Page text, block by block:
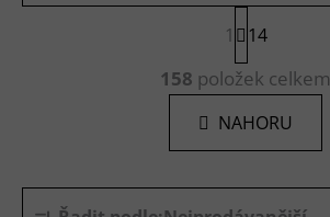
Ř
O
v
á
d
a
S
t
r
á
n
k
á
1 14
158 položek celkem
NAHORU